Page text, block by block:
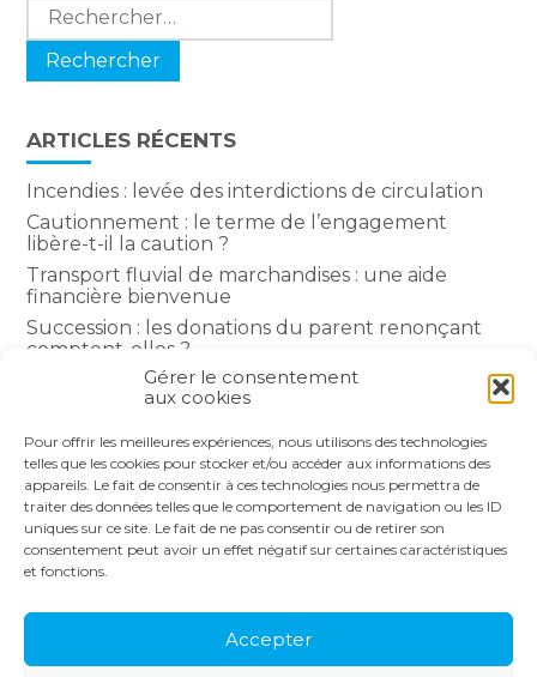
Gérer le consentement
aux cookies
Pour offrir les meilleures expériences, nous utilisons des technologies
telles que les cookies pour stocker et/ou accéder aux informations des
appareils. Le fait de consentir à ces technologies nous permettra de
traiter des données telles que le comportement de navigation ou les ID
uniques sur ce site. Le fait de ne pas consentir ou de retirer son
consentement peut avoir un effet négatif sur certaines caractéristiques
et fonctions.
Accepter
Rechercher :
ARTICLES RÉCENTS
Incendies : levée des interdictions de circulation
Cautionnement : le terme de l’engagement
libère-t-il la caution ?
Transport fluvial de marchandises : une aide
financière bienvenue
Succession : les donations du parent renonçant
comptent-elles ?
Encadrement des loyers : une année de plus
COMMENTAIRES RÉCENTS
Principale
NOS SOLUTIONS
ACTUALITÉS
RECRUTEMENT
CONTACT